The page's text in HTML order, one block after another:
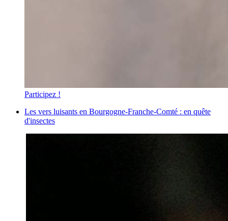
Participez !
Les vers luisants en Bourgogne-Franche-Comté : en quête
d'insectes